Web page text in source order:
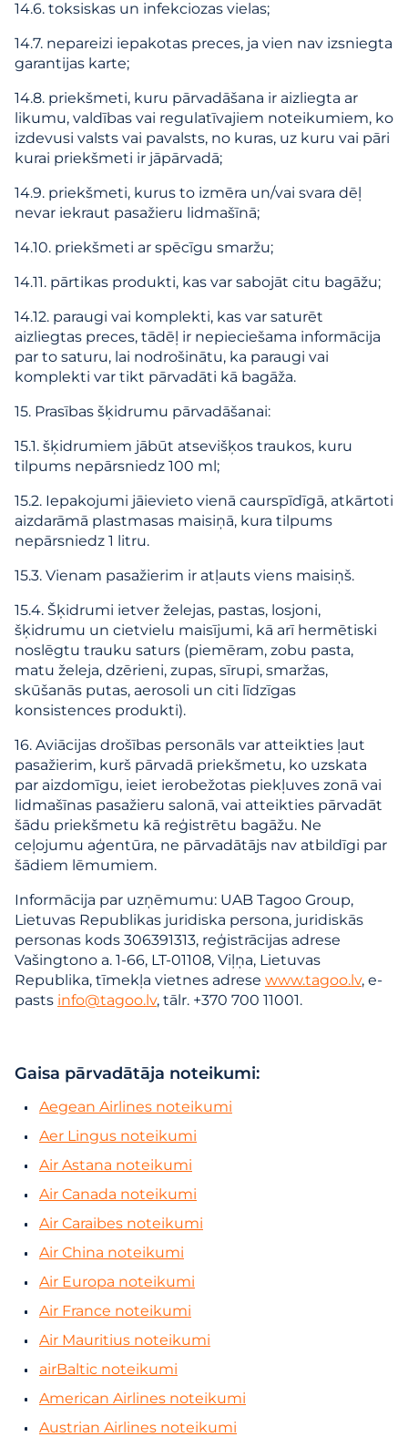
14.6. toksiskas un infekciozas vielas;
14.7. nepareizi iepakotas preces, ja vien nav izsniegta
garantijas karte;
14.8. priekšmeti, kuru pārvadāšana ir aizliegta ar
likumu, valdības vai regulatīvajiem noteikumiem, ko
izdevusi valsts vai pavalsts, no kuras, uz kuru vai pāri
kurai priekšmeti ir jāpārvadā;
14.9. priekšmeti, kurus to izmēra un/vai svara dēļ
nevar iekraut pasažieru lidmašīnā;
14.10. priekšmeti ar spēcīgu smaržu;
14.11. pārtikas produkti, kas var sabojāt citu bagāžu;
14.12. paraugi vai komplekti, kas var saturēt
aizliegtas preces, tādēļ ir nepieciešama informācija
par to saturu, lai nodrošinātu, ka paraugi vai
komplekti var tikt pārvadāti kā bagāža.
15. Prasības šķidrumu pārvadāšanai:
15.1. šķidrumiem jābūt atsevišķos traukos, kuru
tilpums nepārsniedz 100 ml;
15.2. Iepakojumi jāievieto vienā caurspīdīgā, atkārtoti
aizdarāmā plastmasas maisiņā, kura tilpums
nepārsniedz 1 litru.
15.3. Vienam pasažierim ir atļauts viens maisiņš.
15.4. Šķidrumi ietver želejas, pastas, losjoni,
šķidrumu un cietvielu maisījumi, kā arī hermētiski
noslēgtu trauku saturs (piemēram, zobu pasta,
matu želeja, dzērieni, zupas, sīrupi, smaržas,
skūšanās putas, aerosoli un citi līdzīgas
konsistences produkti).
16. Aviācijas drošības personāls var atteikties ļaut
pasažierim, kurš pārvadā priekšmetu, ko uzskata
par aizdomīgu, ieiet ierobežotas piekļuves zonā vai
lidmašīnas pasažieru salonā, vai atteikties pārvadāt
šādu priekšmetu kā reģistrētu bagāžu. Ne
ceļojumu aģentūra, ne pārvadātājs nav atbildīgi par
šādiem lēmumiem.
Informācija par uzņēmumu: UAB Tagoo Group,
Lietuvas Republikas juridiska persona, juridiskās
personas kods 306391313, reģistrācijas adrese
Vašingtono a. 1-66, LT-01108, Viļņa, Lietuvas
Republika, tīmekļa vietnes adrese www.tagoo.lv, e-
pasts info@tagoo.lv, tālr. +370 700 11001.
Gaisa pārvadātāja noteikumi:
Aegean Airlines noteikumi
Aer Lingus noteikumi
Air Astana noteikumi
Air Canada noteikumi
Air Caraibes noteikumi
Air China noteikumi
Air Europa noteikumi
Air France noteikumi
Air Mauritius noteikumi
airBaltic noteikumi
American Airlines noteikumi
Austrian Airlines noteikumi